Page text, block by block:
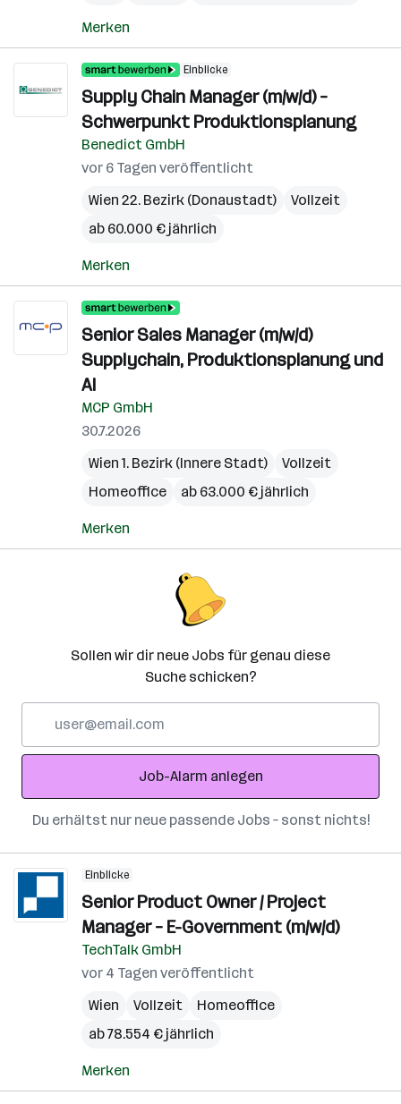
Merken
Einblicke
Supply Chain Manager (m/w/d) –
Schwerpunkt Produktionsplanung
Benedict GmbH
vor 6 Tagen veröffentlicht
Wien 22. Bezirk (Donaustadt)
Vollzeit
ab 60.000 € jährlich
Merken
Senior Sales Manager (m/w/d)
Supplychain, Produktionsplanung und
AI
MCP GmbH
30.7.2026
Wien 1. Bezirk (Innere Stadt)
Vollzeit
Homeoffice
ab 63.000 € jährlich
Merken
Sollen wir dir neue Jobs für genau diese
Suche schicken?
Adresse
Job-Alarm anlegen
Du erhältst nur neue passende Jobs – sonst nichts!
Einblicke
Senior Product Owner / Project
Manager – E-Government (m/w/d)
TechTalk GmbH
vor 4 Tagen veröffentlicht
Wien
Vollzeit
Homeoffice
ab 78.554 € jährlich
Merken